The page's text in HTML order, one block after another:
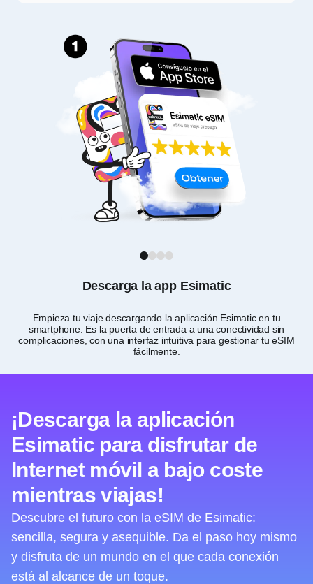
Descarga la app Esimatic
Empieza tu viaje descargando la aplicación Esimatic en tu
smartphone. Es la puerta de entrada a una conectividad sin
complicaciones, con una interfaz intuitiva para gestionar tu eSIM
fácilmente.
1
¡Descarga la aplicación
Esimatic para disfrutar de
Internet móvil a bajo coste
mientras viajas!
Descubre el futuro con la eSIM de Esimatic:
sencilla, segura y asequible. Da el paso hoy mismo
y disfruta de un mundo en el que cada conexión
está al alcance de un toque.